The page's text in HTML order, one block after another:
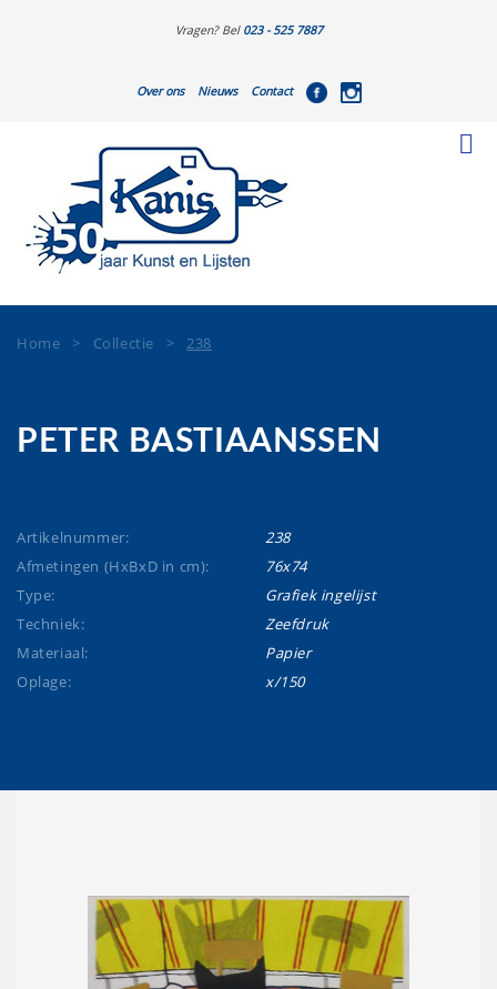
Vragen? Bel 023 - 525 7887
Over ons Nieuws Contact
Home > Collectie >238
PETER BASTIAANSSEN
Artikelnummer:
238
Afmetingen (HxBxD in cm):
76x74
Type:
Grafiek ingelijst
Techniek:
Zeefdruk
Materiaal:
Papier
Oplage:
x/150